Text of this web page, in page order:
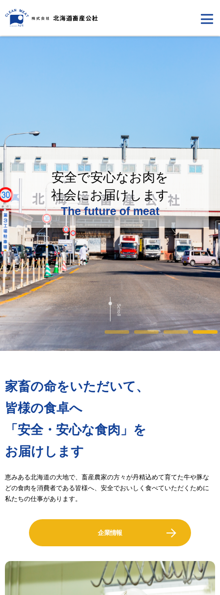
安全で安心なお肉を
社会にお届けします
The future of meat
Scroll
家畜の命をいただいて、
皆様の食卓へ
「安全・安心な食肉」を
お届けします
恵みある北海道の大地で、畜産農家の方々が丹精込めて育てた牛や豚な
どの食肉を消費者である皆様へ、安全でおいしく食べていただくために
私たちの仕事があります。
企業情報